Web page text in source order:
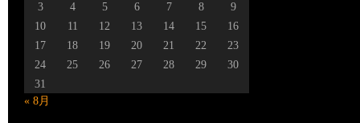
3 4 5 6 7 8
9
10
11 12 13 14 15
16
17
18 19 20 21 22
23
24
25 26 27 28 29
30
31
« 8月